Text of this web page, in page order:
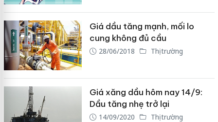
Giá dầu tăng mạnh, mối lo
cung không đủ cầu
28/06/2018 Thị trường
Giá xăng dầu hôm nay 14/9:
Dầu tăng nhẹ trở lại
14/09/2020 Thị trường